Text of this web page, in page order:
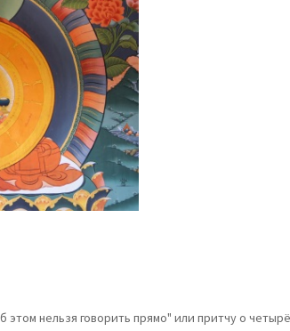
нельзя говорить прямо" или притчу о